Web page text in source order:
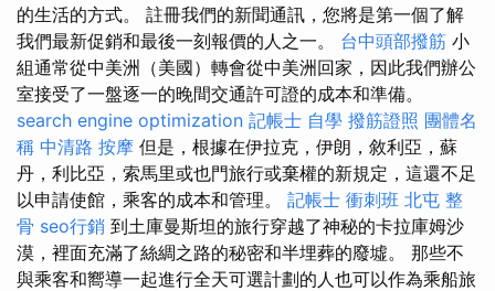
的生活的方式。 註冊我們的新聞通訊，您將是第一個了解
我們最新促銷和最後一刻報價的人之一。 台中頭部撥筋 小
組通常從中美洲（美國）轉會從中美洲回家，因此我們辦公
室接受了一盤逐一的晚間交通許可證的成本和準備。
search engine optimization 記帳士 自學 撥筋證照 團體名
稱 中清路 按摩 但是，根據在伊拉克，伊朗，敘利亞，蘇
丹，利比亞，索馬里或也門旅行或棄權的新規定，這還不足
以申請使館，乘客的成本和管理。 記帳士 衝刺班 北屯 整
骨 seo行銷 到土庫曼斯坦的旅行穿越了神秘的卡拉庫姆沙
漠，裡面充滿了絲綢之路的秘密和半埋葬的廢墟。 那些不
與乘客和嚮導一起進行全天可選計劃的人也可以作為乘船旅